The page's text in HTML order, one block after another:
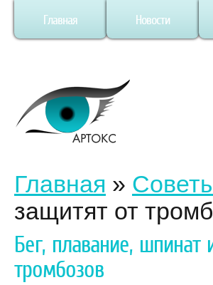
Главная Новости
Главная »
защитят от
Бег, плавание, шпинат
тромбозов